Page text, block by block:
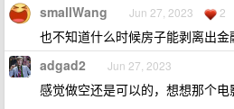
smallWang Jun 27, 2023 2
也不知道什么时候房子能剥离出
adgad2 Jun 27, 2023
感觉做空还是可以的，想想那个电